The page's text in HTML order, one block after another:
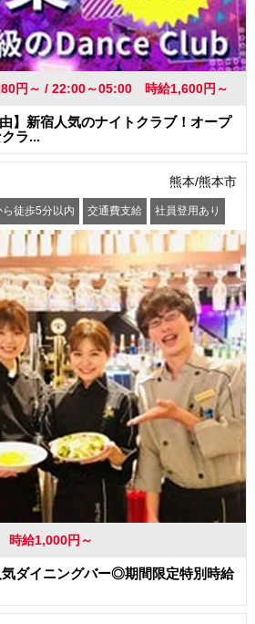
円～ / 22:00～05:00 時給1,600円～
】新宿人気のナイトクラブ！オープ
ラ...
熊本/熊本市
ら徒歩5分以内 交通費支給 社員登用あり
時給1,000円～
気ダイニングバー◎期間限定特別時給